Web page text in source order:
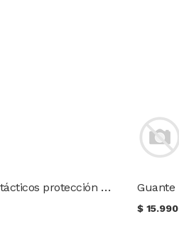
Guantes tácticos protección de nudillos sin dedos
$15.990